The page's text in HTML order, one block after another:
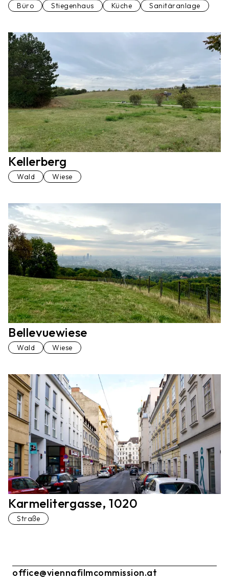
Büro Stiegenhaus Küche Sanitäranlage
Kellerberg
Wald Wiese
Bellevuewiese
Wald Wiese
Karmelitergasse, 1020
Straße
office@viennafilmcommission.at